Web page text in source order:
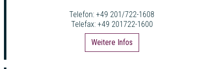
Telefon: +49 201/722-1608
Telefax: +49 201722-1600
Weitere Infos